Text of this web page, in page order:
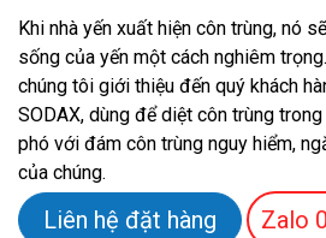
Khi nhà yến xuất hiện côn trùng, nó
sống của yến một cách nghiêm
chúng tôi giới thiệu đến quý khách
SODAX, dùng để diệt côn trùng
phó với đám côn trùng nguy hiểm,
của chúng.
Liên hệ đặt hàng Zalo